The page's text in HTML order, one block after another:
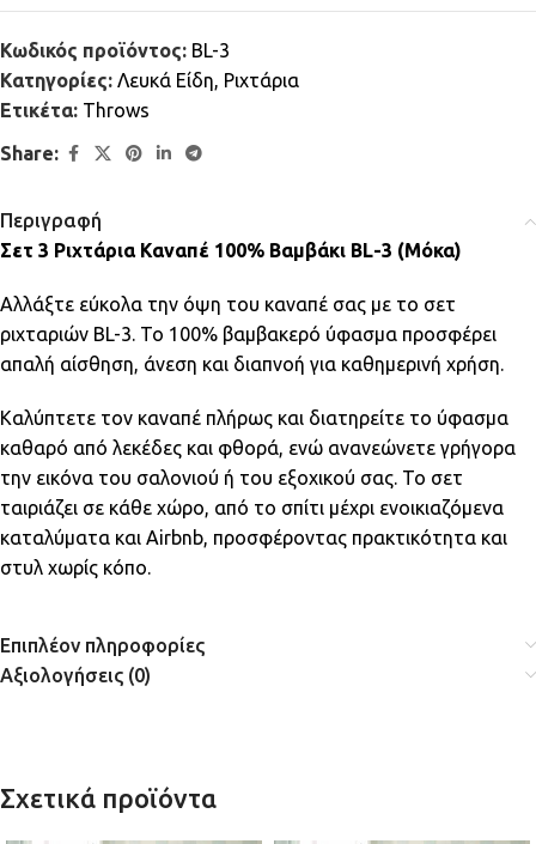
Κωδικός προϊόντος: BL-3
Κατηγορίες: Λευκά Είδη, Ριχτάρια
Ετικέτα: Throws
Share:
Περιγραφή
Σετ 3 Ριχτάρια Καναπέ 100% Βαμβάκι BL-3 (Μόκα)
Αλλάξτε εύκολα την όψη του καναπέ σας με το σετ
ριχταριών BL-3. Το 100% βαμβακερό ύφασμα προσφέρει
απαλή αίσθηση, άνεση και διαπνοή για καθημερινή χρήση.
Καλύπτετε τον καναπέ πλήρως και διατηρείτε το ύφασμα
καθαρό από λεκέδες και φθορά, ενώ ανανεώνετε γρήγορα
την εικόνα του σαλονιού ή του εξοχικού σας. Το σετ
ταιριάζει σε κάθε χώρο, από το σπίτι μέχρι ενοικιαζόμενα
καταλύματα και Airbnb, προσφέροντας πρακτικότητα και
στυλ χωρίς κόπο.
Επιπλέον πληροφορίες
Αξιολογήσεις (0)
Σχετικά προϊόντα